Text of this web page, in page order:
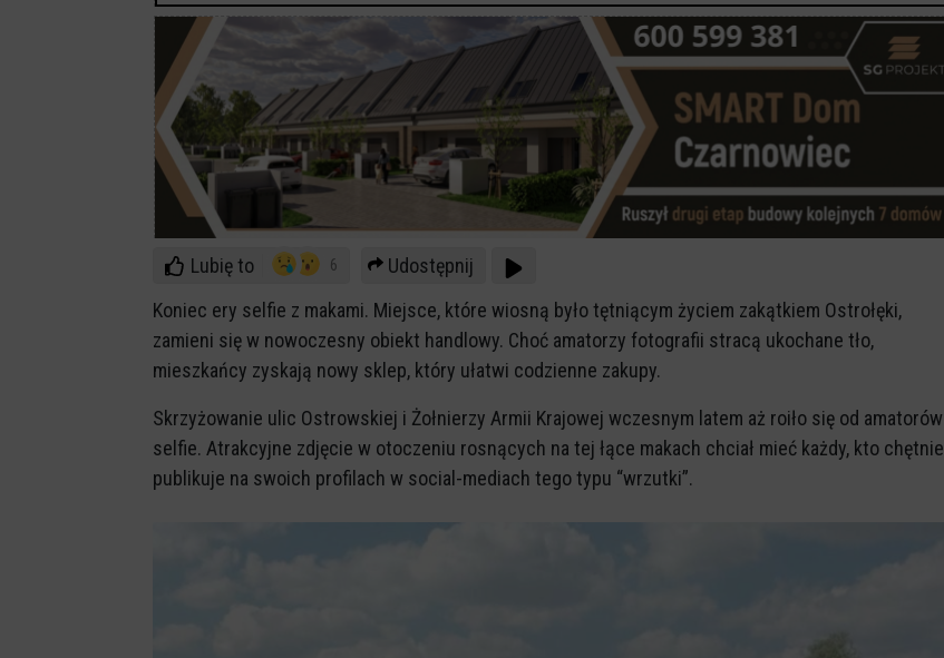
Lubię to 6
Udostępnij
Koniec ery selfie z makami. Miejsce, które wiosną było tętniącym życiem zakątkiem Ostrołęki,
zamieni się w nowoczesny obiekt handlowy. Choć amatorzy fotografii stracą ukochane tło,
mieszkańcy zyskają nowy sklep, który ułatwi codzienne zakupy.
Skrzyżowanie ulic Ostrowskiej i Żołnierzy Armii Krajowej wczesnym latem aż roiło się od amatorów
selfie. Atrakcyjne zdjęcie w otoczeniu rosnących na tej łące makach chciał mieć każdy, kto chętnie
publikuje na swoich profilach w social-mediach tego typu “wrzutki”.